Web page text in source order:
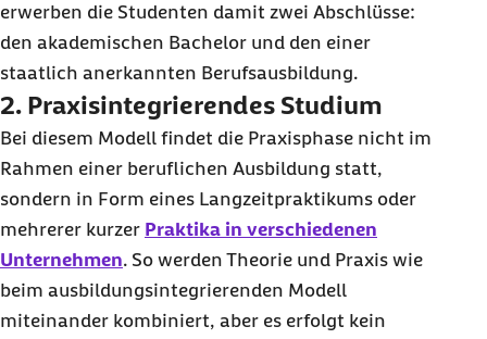
erwerben die Studenten damit zwei Abschlüsse:
den akademischen Bachelor und den einer
staatlich anerkannten Berufsausbildung.
2. Praxisintegrierendes Studium
Bei diesem Modell findet die Praxisphase nicht im
Rahmen einer beruflichen Ausbildung statt,
sondern in Form eines Langzeitpraktikums oder
mehrerer kurzer Praktika in verschiedenen
Unternehmen. So werden Theorie und Praxis wie
beim ausbildungsintegrierenden Modell
miteinander kombiniert, aber es erfolgt kein